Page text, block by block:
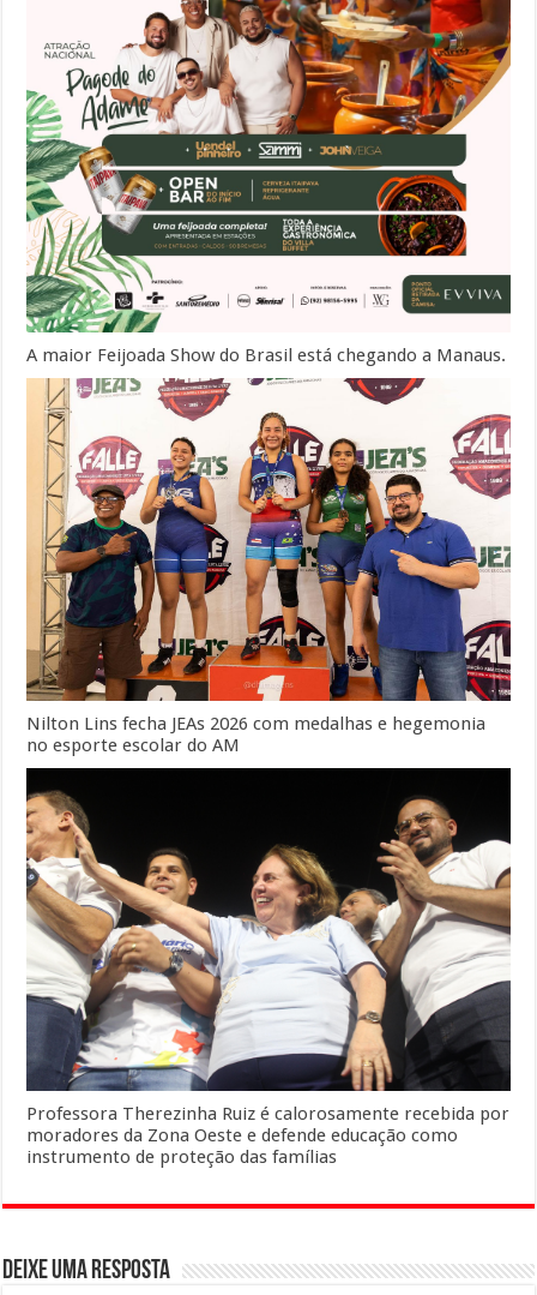
A maior Feijoada Show do Brasil está chegando a Manaus.
Nilton Lins fecha JEAs 2026 com medalhas e hegemonia
no esporte escolar do AM
Professora Therezinha Ruiz é calorosamente recebida por
moradores da Zona Oeste e defende educação como
instrumento de proteção das famílias
Deixe uma resposta